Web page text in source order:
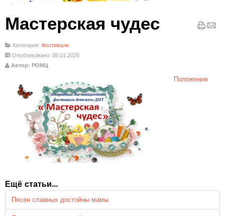
Мастерская чудес
Категория: Фестивали
Опубликовано: 08.01.2025
Автор: РОМЦ
Положение
Ещё статьи...
Песен славных достойны мамы